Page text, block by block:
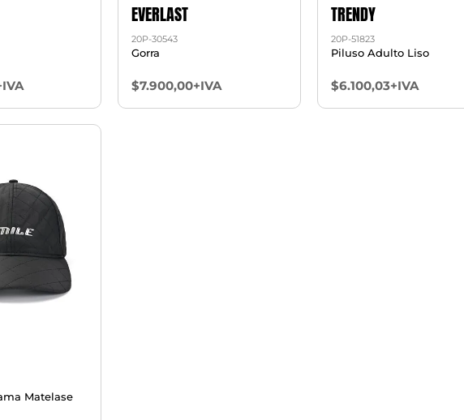
EVERLAST
20P-30543
Gorra
$7.900,00+IVA
TRENDY
20P-51823
Piluso Adulto Liso
$6.100,03+IVA
Matelase